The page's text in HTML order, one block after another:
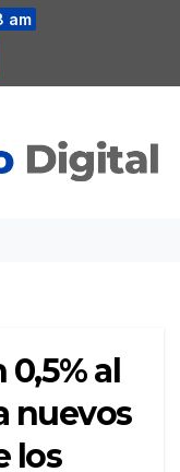
am
0,5% al
nuevos
los